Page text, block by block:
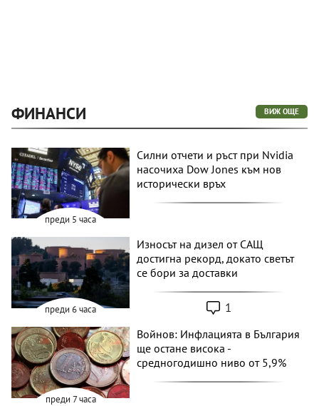
ФИНАНСИ ВИЖ ОЩЕ
преди 5 часа
Силни отчети и ръст при Nvidia
насочиха Dow Jones към нов
исторически връх
преди 6 часа
Износът на дизел от САЩ
достигна рекорд, докато светът
се бори за доставки
1
преди 7 часа
Войнов: Инфлацията в България
ще остане висока -
средногодишно ниво от 5,9%